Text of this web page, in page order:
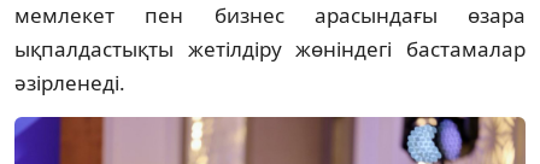
мемлекет пен бизнес арасындағы өзара
ықпалдастықты жетілдіру жөніндегі бастамалар
əзірленеді.